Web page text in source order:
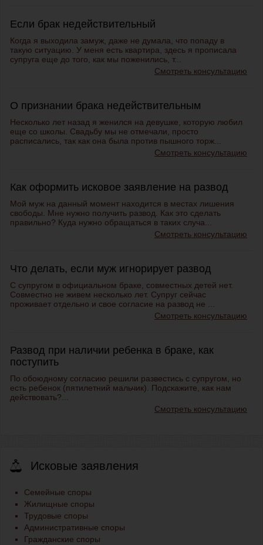
Если брак недействительный
Когда я выходила замуж, даже не думала, что попаду в
такую ситуацию. У меня есть квартира, здесь я прописала
супруга еще до того, как мы поженились, т...
Смотреть консультацию
О признании брака недействительным
Несколько лет назад я женился на девушке, которую любил
еще со школы. Свадьбу мы не отмечали, просто
расписались, так как она была против пышного торж...
Смотреть консультацию
Как оформить исковое заявление на развод
Мой муж на данный момент находится в местах лишения
свободы. Мне нужно получить развод. Как это сделать
правильно? Куда нужно обращаться в таких случа...
Смотреть консультацию
Что делать, если муж игнорирует развод
С супругом в официальном браке, совместных детей нет.
Совместно не живем несколько лет. Супруг сейчас
проживает отдельно и свое согласие на развод не ...
Смотреть консультацию
Развод при наличии ребенка в браке, как
поступить
По обоюдному согласию решили развестись с супругом, но
есть ребенок (пятилетний мальчик). Подскажите, как нам
действовать?...
Смотреть консультацию
Исковые заявления
Семейные споры
Жилищные споры
Трудовые споры
Административные споры
Гражданские споры